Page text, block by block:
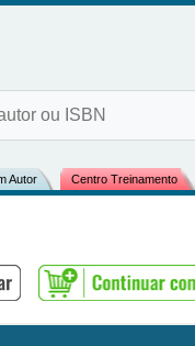
Autor Centro Treinamento